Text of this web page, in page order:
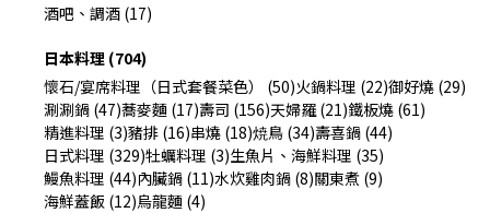
酒吧、調酒 (17)
日本料理 (704)
懷石/宴席料理（日式套餐菜色） (50)火鍋料理 (22)御好燒 (29)
涮涮鍋 (47)蕎麥麵 (17)壽司 (156)天婦羅 (21)鐵板燒 (61)
精進料理 (3)豬排 (16)串燒 (18)焼鳥 (34)壽喜鍋 (44)
日式料理 (329)牡蠣料理 (3)生魚片、海鮮料理 (35)
鰻魚料理 (44)內臟鍋 (11)水炊雞肉鍋 (8)關東煮 (9)
海鮮蓋飯 (12)烏龍麵 (4)